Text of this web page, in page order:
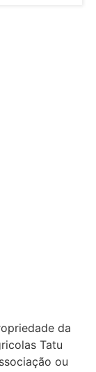
da
Tatu
ou